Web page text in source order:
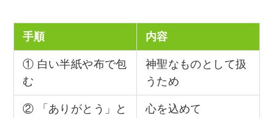
手順 内容
① 白い半紙や布で包
む
神聖なものとして扱
うため
② 「ありがとう」と
心を込めて